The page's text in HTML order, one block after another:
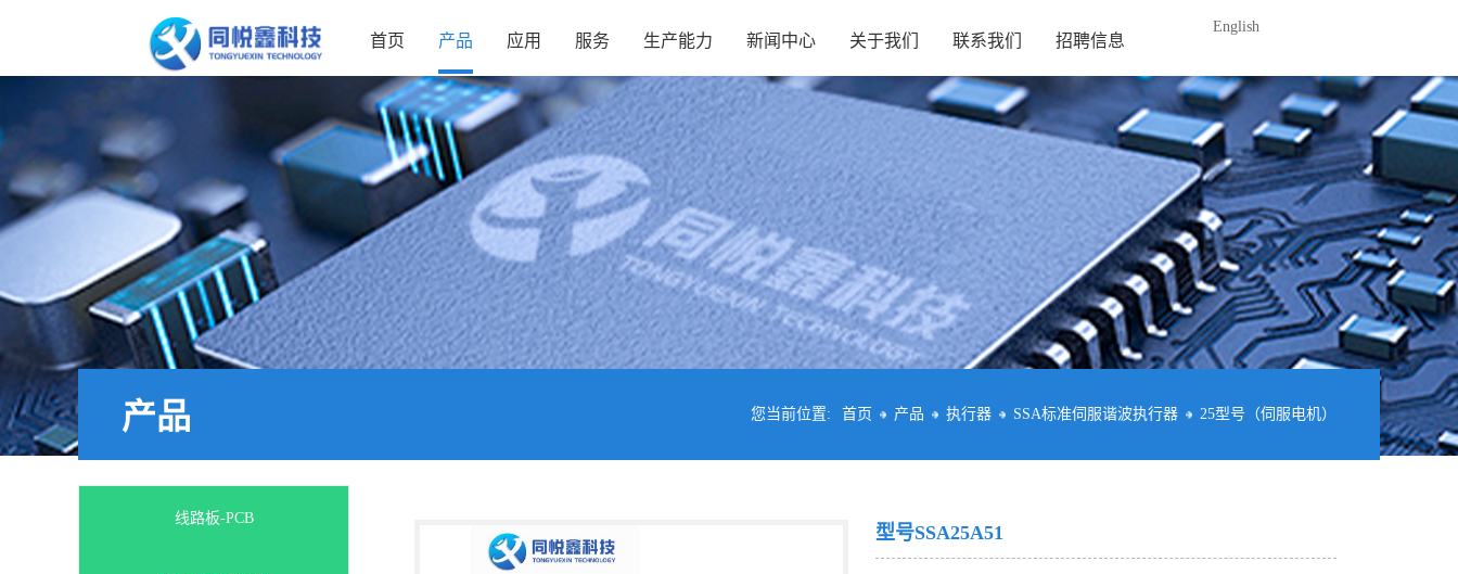
首页 产品 应用 服务 生产能力 新闻中心 关于我们 联系我们 招聘信息
English
您当前位置: 首页 产品 执行器 SSA标准伺服谐波执行器 25型号（伺服电机）
产品
线路板-PCB
型号SSA25A51